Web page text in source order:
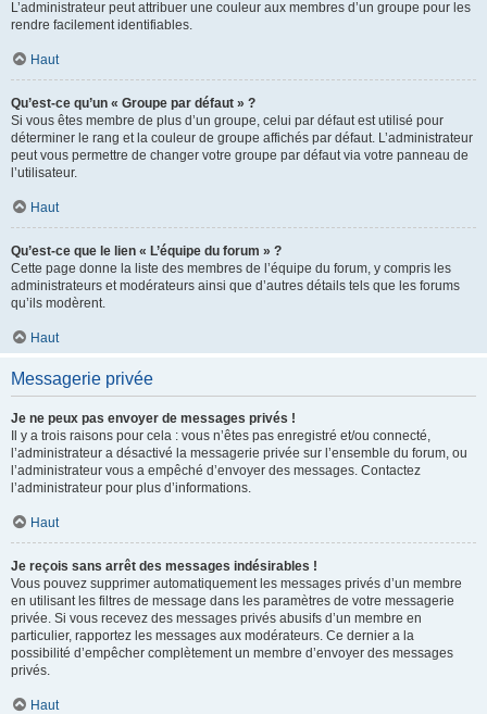
L’administrateur peut attribuer une couleur aux membres d’un groupe pour les
rendre facilement identifiables.
Haut
Qu’est-ce qu’un « Groupe par défaut » ?
Si vous êtes membre de plus d’un groupe, celui par défaut est utilisé pour
déterminer le rang et la couleur de groupe affichés par défaut. L’administrateur
peut vous permettre de changer votre groupe par défaut via votre panneau de
l’utilisateur.
Haut
Qu’est-ce que le lien « L’équipe du forum » ?
Cette page donne la liste des membres de l’équipe du forum, y compris les
administrateurs et modérateurs ainsi que d’autres détails tels que les forums
qu’ils modèrent.
Haut
Messagerie privée
Je ne peux pas envoyer de messages privés !
Il y a trois raisons pour cela : vous n’êtes pas enregistré et/ou connecté,
l’administrateur a désactivé la messagerie privée sur l’ensemble du forum, ou
l’administrateur vous a empêché d’envoyer des messages. Contactez
l’administrateur pour plus d’informations.
Haut
Je reçois sans arrêt des messages indésirables !
Vous pouvez supprimer automatiquement les messages privés d’un membre
en utilisant les filtres de message dans les paramètres de votre messagerie
privée. Si vous recevez des messages privés abusifs d’un membre en
particulier, rapportez les messages aux modérateurs. Ce dernier a la
possibilité d’empêcher complètement un membre d’envoyer des messages
privés.
Haut